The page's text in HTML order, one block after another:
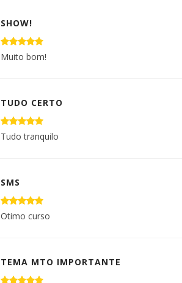
SHOW!
Muito bom!
TUDO CERTO
Tudo tranquilo
SMS
Otimo curso
TEMA MTO IMPORTANTE